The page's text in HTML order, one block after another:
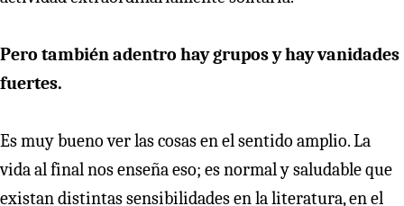
Pero también adentro hay grupos y hay vanidades
fuertes.
Es muy bueno ver las cosas en el sentido amplio. La
vida al final nos enseña eso; es normal y saludable que
existan distintas sensibilidades en la literatura, en el